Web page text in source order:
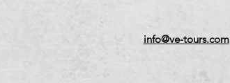
info@ve-tours.com